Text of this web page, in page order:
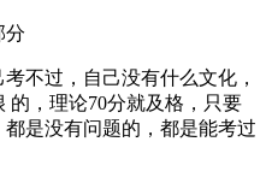
分
不过，自己没有什么文化，
的，理论70分就及格，只要
是没有问题的，都是能考过